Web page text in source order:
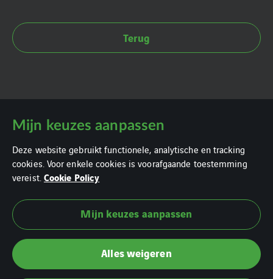
Terug
Cookie policy
Privacy statement
Downloads
Mijn keuzes aanpassen
Deze website gebruikt functionele, analytische en tracking
cookies. Voor enkele cookies is voorafgaande toestemming
vereist. Cookie Policy
Mijn keuzes aanpassen
Alles weigeren